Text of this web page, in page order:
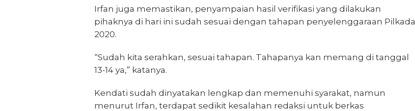
Irfan juga memastikan, penyampaian hasil verifikasi yang dilakukan
pihaknya di hari ini sudah sesuai dengan tahapan penyelenggaraan Pilkada
2020.
“Sudah kita serahkan, sesuai tahapan. Tahapanya kan memang di tanggal
13-14 ya,” katanya.
Kendati sudah dinyatakan lengkap dan memenuhi syarakat, namun
menurut Irfan, terdapat sedikit kesalahan redaksi untuk berkas